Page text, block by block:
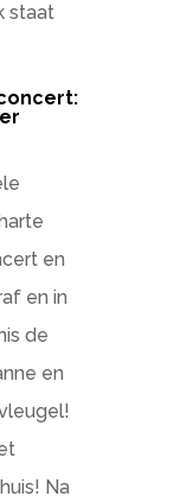
staat
en
en in
de
en
Na